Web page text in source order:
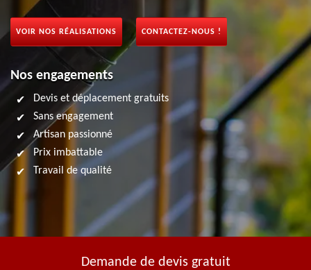
VOIR NOS RÉALISATIONS CONTACTEZ-NOUS !
Nos engagements
Devis et déplacement gratuits
Sans engagement
Artisan passionné
Prix imbattable
Travail de qualité
Demande de devis gratuit